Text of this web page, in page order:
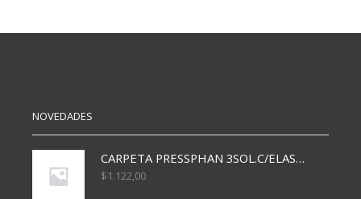
PESO/DOLAR
14X20
NOVEDADES
CARPETA PRESSPHAN 3SOL.C/ELAST MARRON A4 P01A
$1.122,00